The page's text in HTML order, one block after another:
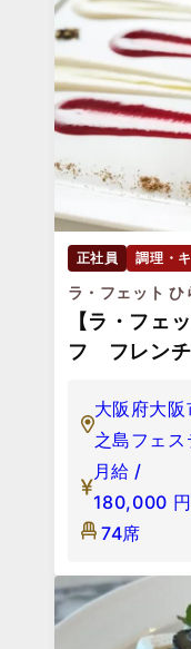
正社員 調理・
ラ・フェット ひ
【ラ・フェ
フ フレン
大阪府大
之島フェ
月給 /
180,000 円
74席